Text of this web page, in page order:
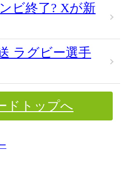
ビ終了? Xが新
ラグビー選手
ドトップへ